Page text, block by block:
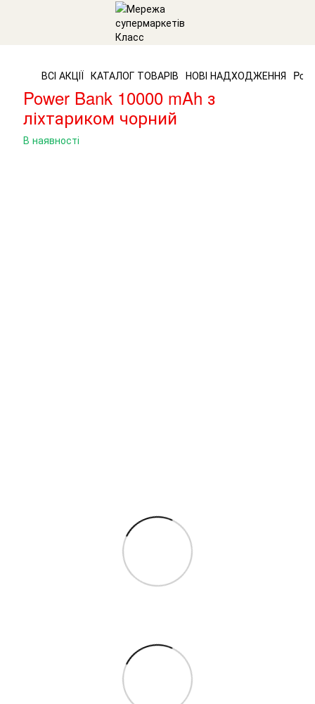
ВСІ АКЦІЇ КАТАЛОГ ТОВАРІВ НОВІ НАДХОДЖЕННЯ
Power Bank 10000 mAh з
ліхтариком чорний
В наявності